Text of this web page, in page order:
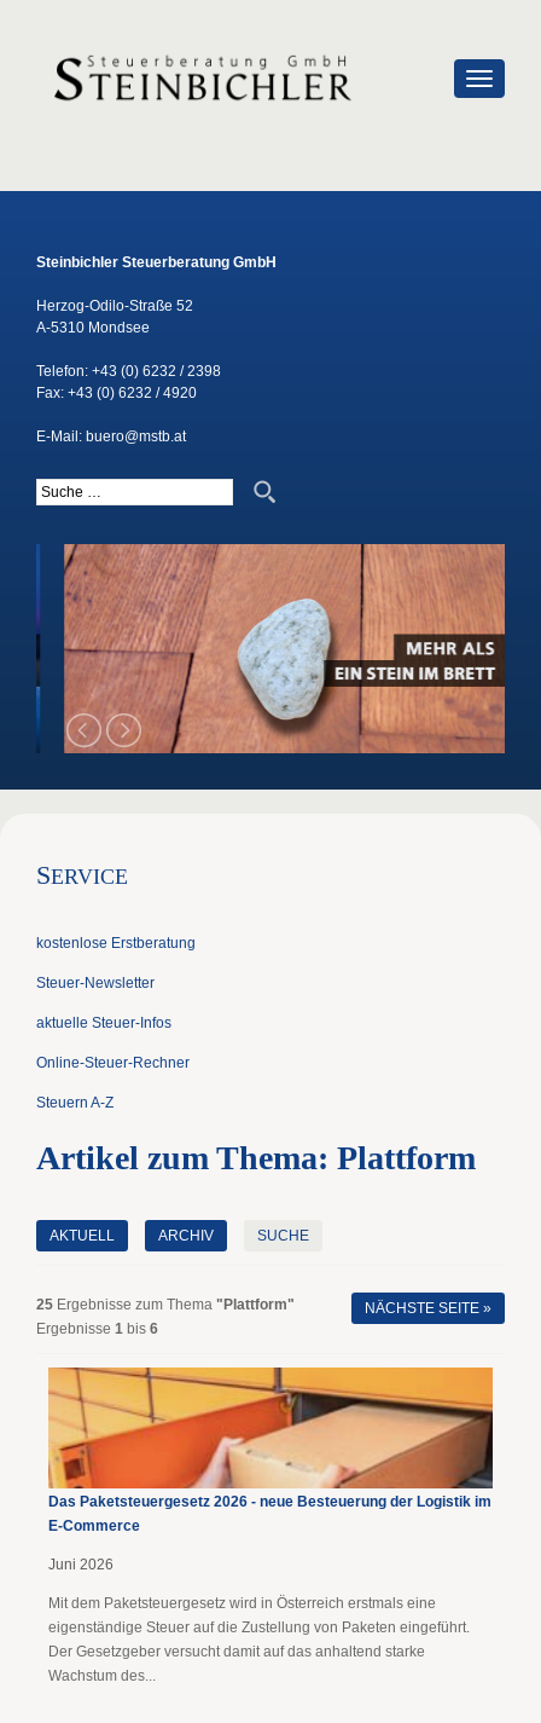
Steinbichler Steuerberatung GmbH
Herzog-Odilo-Straße 52
A-5310 Mondsee
Telefon: +43 (0) 6232 / 2398
Fax: +43 (0) 6232 / 4920
E-Mail: buero@mstb.at
Suche nach:
SERVICE
kostenlose Erstberatung
Steuer-Newsletter
aktuelle Steuer-Infos
Online-Steuer-Rechner
Steuern A-Z
Artikel zum Thema: Plattform
AKTUELL ARCHIV SUCHE
25 Ergebnisse zum Thema "Plattform"
Ergebnisse 1 bis 6
NÄCHSTE SEITE »
Das Paketsteuergesetz 2026 - neue Besteuerung der Logistik im
E-Commerce
Juni 2026
Mit dem Paketsteuergesetz wird in Österreich erstmals eine
eigenständige Steuer auf die Zustellung von Paketen eingeführt.
Der Gesetzgeber versucht damit auf das anhaltend starke
Wachstum des...